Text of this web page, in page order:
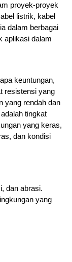
proyek-proyek
listrik, kabel
dalam berbagai
aplikasi dalam
keuntungan,
resistensi yang
yang rendah dan
tingkat
yang keras,
dan kondisi
dan abrasi.
yang